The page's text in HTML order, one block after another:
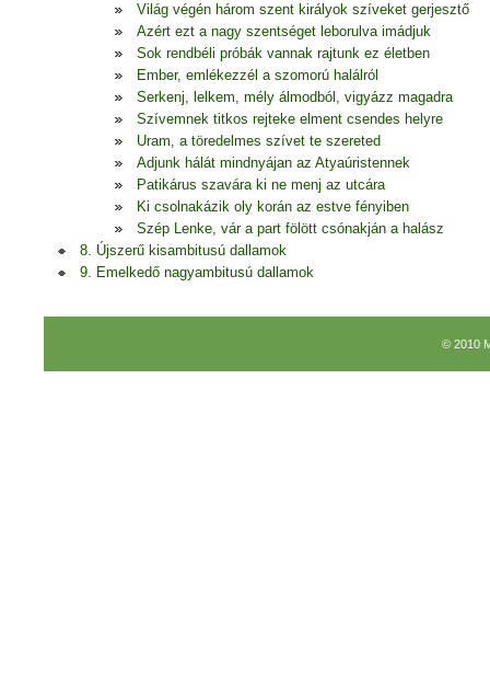
Világ végén három szent királyok szíveket gerjesztő
Azért ezt a nagy szentséget leborulva imádjuk
Sok rendbéli próbák vannak rajtunk ez életben
Ember, emlékezzél a szomorú halálról
Serkenj, lelkem, mély álmodból, vigyázz magadra
Szívemnek titkos rejteke elment csendes helyre
Uram, a töredelmes szívet te szereted
Adjunk hálát mindnyájan az Atyaúristennek
Patikárus szavára ki ne menj az utcára
Ki csolnakázik oly korán az estve fényiben
Szép Lenke, vár a part fölött csónakján a halász
8. Újszerű kisambitusú dallamok
9. Emelkedő nagyambitusú dallamok
© 2010